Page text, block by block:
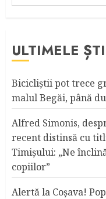
ULTIMELE
Bicicliştii pot trece
malul Begăi, până
Alfred Simonis,
recent distinsă cu
Timişului: „Ne
copiilor”
Alertă la Coşava!